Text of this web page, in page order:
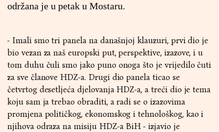
održana je u petak u Mostaru.
- Imali smo tri panela na današnjoj klauzuri, prvi dio je
bio vezan za naš europski put, perspektive, izazove, i u
tom duhu čuli smo jako puno onoga što je vrijedilo čuti
za sve članove HDZ-a. Drugi dio panela ticao se
četvrtog desetljeća djelovanja HDZ-a, a treći dio je tema
koju sam ja trebao obraditi, a radi se o izazovima
promjena političkog, ekonomskog i tehnološkog, kao i
njihova odraza na misiju HDZ-a BiH - izjavio je